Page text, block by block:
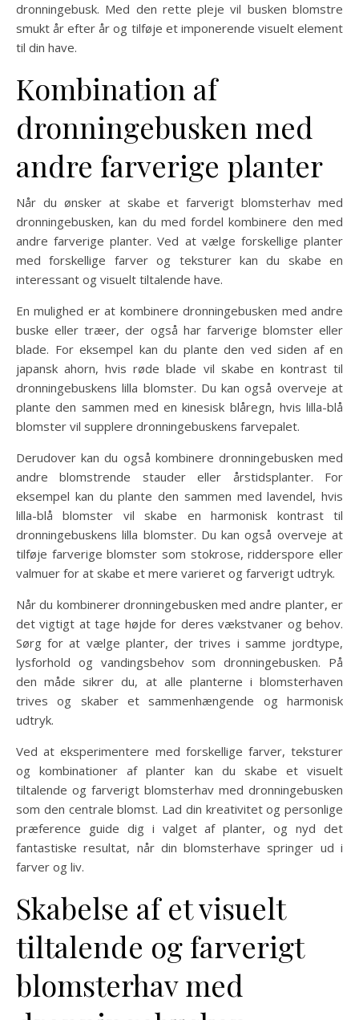
dronningebusk. Med den rette pleje vil busken blomstre
smukt år efter år og tilføje et imponerende visuelt element
til din have.
Kombination af
dronningebusken med
andre farverige planter
Når du ønsker at skabe et farverigt blomsterhav med
dronningebusken, kan du med fordel kombinere den med
andre farverige planter. Ved at vælge forskellige planter
med forskellige farver og teksturer kan du skabe en
interessant og visuelt tiltalende have.
En mulighed er at kombinere dronningebusken med andre
buske eller træer, der også har farverige blomster eller
blade. For eksempel kan du plante den ved siden af en
japansk ahorn, hvis røde blade vil skabe en kontrast til
dronningebuskens lilla blomster. Du kan også overveje at
plante den sammen med en kinesisk blåregn, hvis lilla-blå
blomster vil supplere dronningebuskens farvepalet.
Derudover kan du også kombinere dronningebusken med
andre blomstrende stauder eller årstidsplanter. For
eksempel kan du plante den sammen med lavendel, hvis
lilla-blå blomster vil skabe en harmonisk kontrast til
dronningebuskens lilla blomster. Du kan også overveje at
tilføje farverige blomster som stokrose, ridderspore eller
valmuer for at skabe et mere varieret og farverigt udtryk.
Når du kombinerer dronningebusken med andre planter, er
det vigtigt at tage højde for deres vækstvaner og behov.
Sørg for at vælge planter, der trives i samme jordtype,
lysforhold og vandingsbehov som dronningebusken. På
den måde sikrer du, at alle planterne i blomsterhaven
trives og skaber et sammenhængende og harmonisk
udtryk.
Ved at eksperimentere med forskellige farver, teksturer
og kombinationer af planter kan du skabe et visuelt
tiltalende og farverigt blomsterhav med dronningebusken
som den centrale blomst. Lad din kreativitet og personlige
præference guide dig i valget af planter, og nyd det
fantastiske resultat, når din blomsterhave springer ud i
farver og liv.
Skabelse af et visuelt
tiltalende og farverigt
blomsterhav med